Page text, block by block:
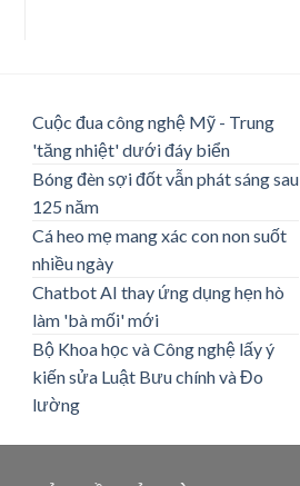
Cuộc đua công nghệ Mỹ - Trung
'tăng nhiệt' dưới đáy biển
Bóng đèn sợi đốt vẫn phát sáng sau
125 năm
Cá heo mẹ mang xác con non suốt
nhiều ngày
Chatbot AI thay ứng dụng hẹn hò
làm 'bà mối' mới
Bộ Khoa học và Công nghệ lấy ý
kiến sửa Luật Bưu chính và Đo
lường